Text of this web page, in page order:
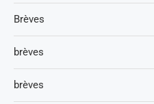
Brèves
brèves
brèves